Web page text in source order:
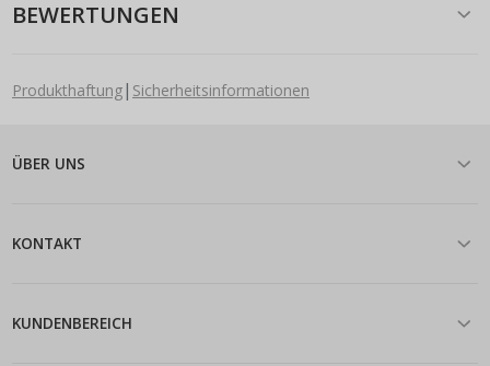
BEWERTUNGEN
Produkthaftung| Sicherheitsinformationen
ÜBER UNS
KONTAKT
KUNDENBEREICH